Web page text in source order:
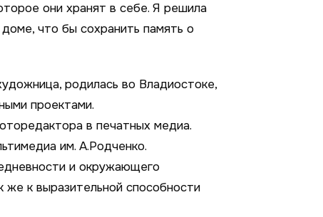
они хранят в себе. Я решила
что бы сохранить память о
родилась во Владиостоке,
проектами.
в печатных медиа.
им. А.Родченко.
и окружающего
же к выразительной способности